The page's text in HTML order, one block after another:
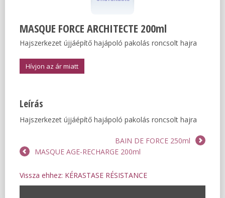
MASQUE FORCE ARCHITECTE 200ml
Hajszerkezet újjáépítő hajápoló pakolás roncsolt hajra
Hívjon az ár miatt
Leírás
Hajszerkezet újjáépítő hajápoló pakolás roncsolt hajra
BAIN DE FORCE 250ml
MASQUE AGE-RECHARGE 200ml
Vissza ehhez: KÉRASTASE RÉSISTANCE